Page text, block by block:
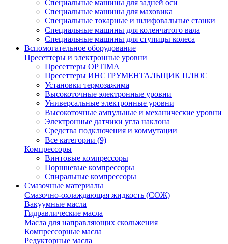
Специальные машины для задней оси
Специальные машины для маховика
Специальные токарные и шлифовальные станки
Специальные машины для коленчатого вала
Специальные машины для ступицы колеса
Вспомогательное оборудование
Пресеттеры и электронные уровни
Пресеттеры OPTIMA
Пресеттеры ИНСТРУМЕНТАЛЬЩИК ПЛЮС
Установки термозажима
Высокоточные электронные уровни
Универсальные электронные уровни
Высокоточные ампульные и механические уровни
Электронные датчики угла наклона
Средства подключения и коммутации
Все категории (9)
Компрессоры
Винтовые компрессоры
Поршневые компрессоры
Спиральные компрессоры
Смазочные материалы
Смазочно-охлаждающая жидкость (СОЖ)
Вакуумные масла
Гидравлические масла
Масла для направляющих скольжения
Компрессорные масла
Редукторные масла